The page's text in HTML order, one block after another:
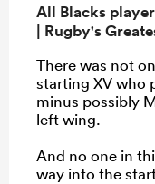
All Blacks
| Rugby's
There was not
starting XV who
minus possibly
left wing.
And no one in
way into the